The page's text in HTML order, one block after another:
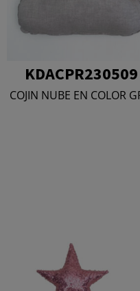
KDACPR230509
COJIN NUBE EN COLOR